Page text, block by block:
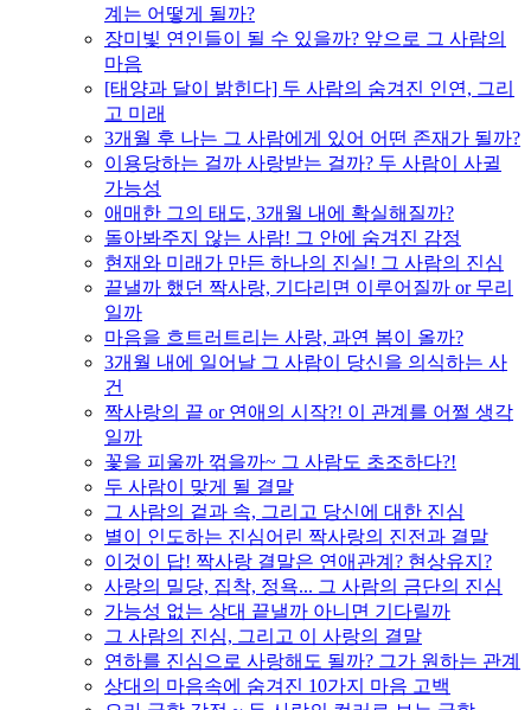
계는 어떻게 될까?
장미빛 연인들이 될 수 있을까? 앞으로 그 사람의
마음
[태양과 달이 밝힌다] 두 사람의 숨겨진 인연, 그리
고 미래
3개월 후 나는 그 사람에게 있어 어떤 존재가 될까?
이용당하는 걸까 사랑받는 걸까? 두 사람이 사귈
가능성
애매한 그의 태도, 3개월 내에 확실해질까?
돌아봐주지 않는 사람! 그 안에 숨겨진 감정
현재와 미래가 만든 하나의 진실! 그 사람의 진심
끝낼까 했던 짝사랑, 기다리면 이루어질까 or 무리
일까
마음을 흐트러트리는 사랑, 과연 봄이 올까?
3개월 내에 일어날 그 사람이 당신을 의식하는 사
건
짝사랑의 끝 or 연애의 시작?! 이 관계를 어쩔 생각
일까
꽃을 피울까 꺾을까~ 그 사람도 초조하다?!
두 사람이 맞게 될 결말
그 사람의 겉과 속, 그리고 당신에 대한 진심
별이 인도하는 진심어린 짝사랑의 진전과 결말
이것이 답! 짝사랑 결말은 연애관계? 현상유지?
사랑의 밀당, 집착, 정욕... 그 사람의 금단의 진심
가능성 없는 상대 끝낼까 아니면 기다릴까
그 사람의 진심, 그리고 이 사랑의 결말
연하를 진심으로 사랑해도 될까? 그가 원하는 관계
상대의 마음속에 숨겨진 10가지 마음 고백